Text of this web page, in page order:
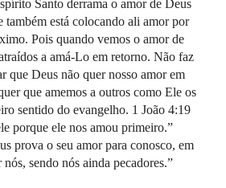
Santo derrama o amor de Deus
também está colocando ali amor por
Pois quando vemos o amor de
a amá-Lo em retorno. Não faz
que Deus não quer nosso amor em
que amemos a outros como Ele os
sentido do evangelho. 1 João 4:19
porque ele nos amou primeiro.”
prova o seu amor para conosco, em
sendo nós ainda pecadores.”